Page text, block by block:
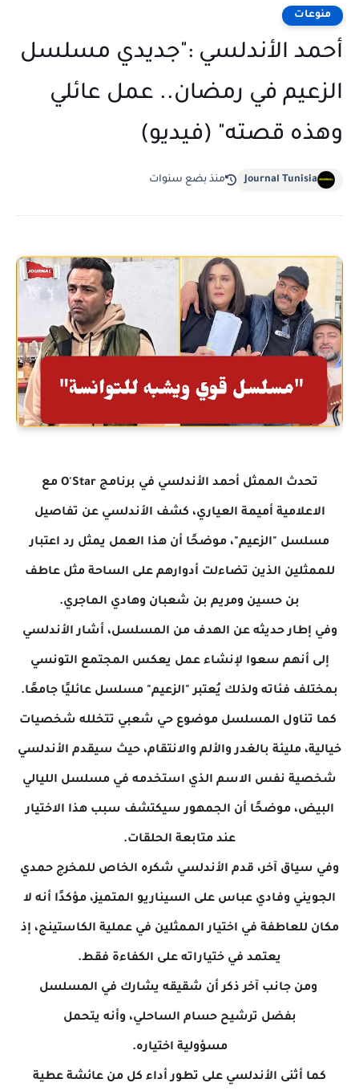
منوعات
أحمد الأندلسي :"جديدي مسلسل
الزعيم في رمضان.. عمل عائلي
وهذه قصته" (فيديو)
Journal Tunisia منذ بضع سنوات
تحدث الممثل أحمد الأندلسي في برنامج O'Star مع
الاعلامية أميمة العياري، كشف الأندلسي عن تفاصيل
مسلسل "الزعيم"، موضحًا أن هذا العمل يمثل رد اعتبار
للممثلين الذين تضاءلت أدوارهم على الساحة مثلعاطف
بن حسين ومريم بن شعبان وهادي الماجري.
وفي إطار حديثه عن الهدف من المسلسل، أشار الأندلسي
إلى أنهم سعوا لإنشاء عمل يعكس المجتمع التونسي
بمختلف فئاته ولذلك يُعتبر "الزعيم" مسلسل عائليًا جامعًا.
كما تناول المسلسل موضوع حي شعبي تتخلله شخصيات
خيالية، مليئة بالغدر والألم والانتقام، حيث سيقدم الأندلسي
شخصية نفس الاسم الذي استخدمه في مسلسل الليالي
البيض، موضحًا أن الجمهور سيكتشف سبب هذا الاختيار
عند متابعة الحلقات.
وفي سياق آخر، قدم الأندلسي شكره الخاص للمخرج حمدي
الجويني وفادي عباس على السيناريو المتميز، مؤكدًا أنه لا
مكان للعاطفة في اختيار الممثلين في عملية الكاستينج، إذ
يعتمد في ختياراته على الكفاءة فقط.
ومن جانب آخر ذكر أن شقيقه يشارك في المسلسل
بفضل ترشيح حسام الساحلي، وأنه يتحمل
مسؤولية اختياره.
كما أثنى الأندلسي على تطور أداء كل من عائشة عطية